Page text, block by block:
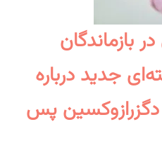
جدید درباره
پس